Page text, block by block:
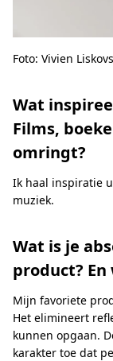
Foto: Vivien
Wat
Films,
omringt?
Ik haal inspiratie
muziek.
Wat is je
product? En
Mijn favoriete
Het elimineert
kunnen opgaan.
karakter toe dat